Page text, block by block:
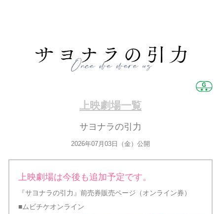
上映劇場一覧
サヨナラの引力
2026年07月03日（金）公開
上映劇場は今後も追加予定です。
『サヨナラの引力』前売券販売ページ（オンライン券）
■ムビチケオンライン